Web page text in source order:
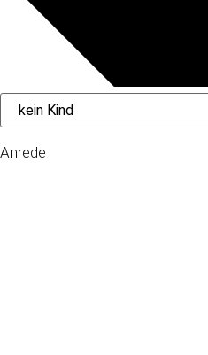
Anrede